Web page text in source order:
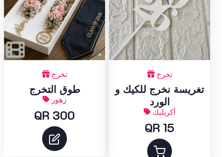
تخرج
طوق التخرج
زهور
QR 300
تخرج
تغريسة نخرج للكيك و
الورد
أكريليك
QR 15